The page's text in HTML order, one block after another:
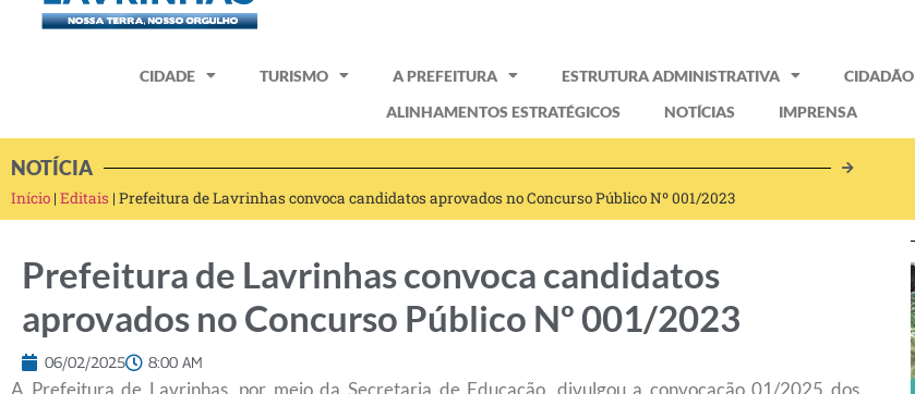
CIDADE TURISMO A PREFEITURA ESTRUTURA ADMINISTRATIVA CIDADÃO
ALINHAMENTOS ESTRATÉGICOS
NOTÍCIAS IMPRENSA
NOTÍCIA
Início | Editais | Prefeitura de Lavrinhas convoca candidatos aprovados no Concurso Público Nº 001/2023
Prefeitura de Lavrinhas convoca candidatos
aprovados no Concurso Público Nº 001/2023
06/02/2025 8:00 AM
A Prefeitura de Lavrinhas, por meio da Secretaria de Educação, divulgou a convocação 01/2025 dos